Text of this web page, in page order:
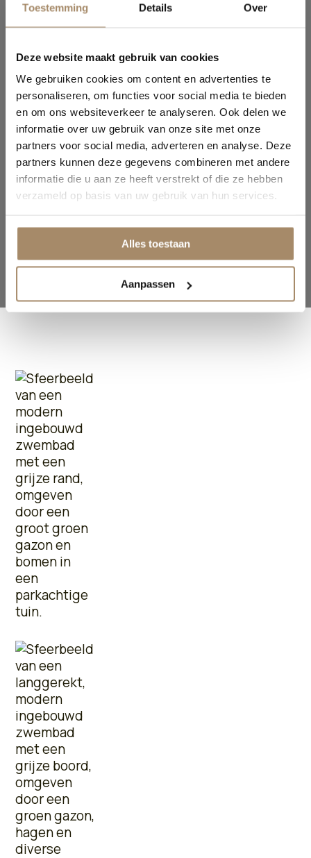
Toestemming Details Over
Deze website maakt gebruik van cookies
We gebruiken cookies om content en advertenties te
personaliseren, om functies voor social media te bieden
en om ons websiteverkeer te analyseren. Ook delen we
informatie over uw gebruik van onze site met onze
partners voor social media, adverteren en analyse. Deze
partners kunnen deze gegevens combineren met andere
informatie die u aan ze heeft verstrekt of die ze hebben
verzameld op basis van uw gebruik van hun services.
Alles toestaan
Aanpassen